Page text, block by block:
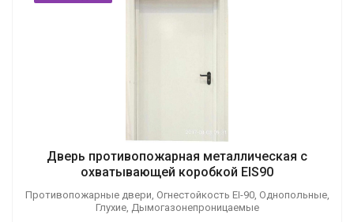
Дверь противопожарная металлическая с
охватывающей коробкой EIS90
Противопожарные двери, Огнестойкость EI-90, Однопольные,
Глухие, Дымогазонепроницаемые